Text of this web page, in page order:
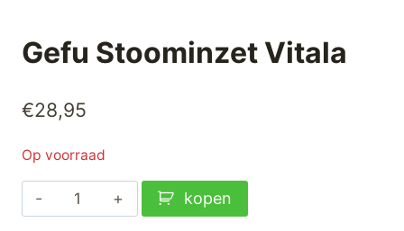
Gefu Stoominzet Vitala
€28,95
Op voorraad
Gefu
Stoominzet
kopen